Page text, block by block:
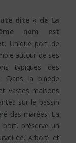
dite « de La
nom est
Unique port de
autour de ses
typiques des
Dans la pinède
vastes maisons
sur le bassin
des marées. La
port, préserve un
Arboré et